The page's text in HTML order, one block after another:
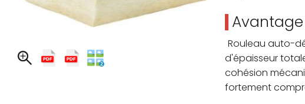
Rouleau auto-
d'épaisseur
cohésion
fortement